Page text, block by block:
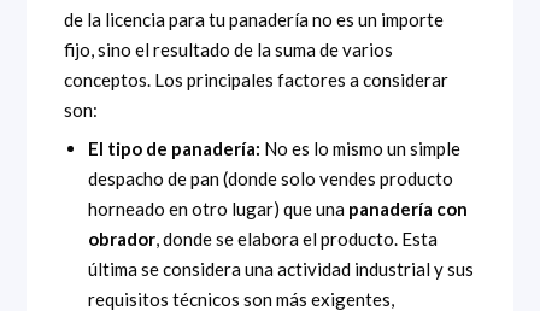
de la licencia para tu panadería no es un importe
fijo, sino el resultado de la suma de varios
conceptos. Los principales factores a considerar
son:
El tipo de panadería: No es lo mismo un simple
despacho de pan (donde solo vendes producto
horneado en otro lugar) que una panadería con
obrador, donde se elabora el producto. Esta
última se considera una actividad industrial y sus
requisitos técnicos son más exigentes,